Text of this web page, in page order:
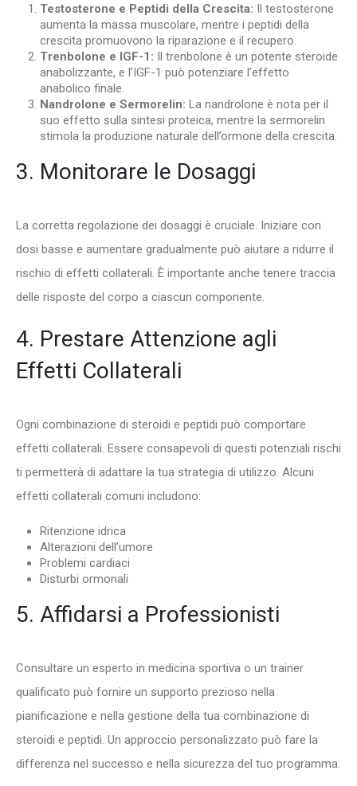
Testosterone e Peptidi della Crescita: Il testosterone
aumenta la massa muscolare, mentre i peptidi della
crescita promuovono la riparazione e il recupero.
Trenbolone e IGF-1: Il trenbolone è un potente steroide
anabolizzante, e l’IGF-1 può potenziare l’effetto
anabolico finale.
Nandrolone e Sermorelin: La nandrolone è nota per il
suo effetto sulla sintesi proteica, mentre la sermorelin
stimola la produzione naturale dell’ormone della crescita.
3. Monitorare le Dosaggi
La corretta regolazione dei dosaggi è cruciale. Iniziare con
dosi basse e aumentare gradualmente può aiutare a ridurre il
rischio di effetti collaterali. È importante anche tenere traccia
delle risposte del corpo a ciascun componente.
4. Prestare Attenzione agli
Effetti Collaterali
Ogni combinazione di steroidi e peptidi può comportare
effetti collaterali. Essere consapevoli di questi potenziali rischi
ti permetterà di adattare la tua strategia di utilizzo. Alcuni
effetti collaterali comuni includono:
Ritenzione idrica
Alterazioni dell’umore
Problemi cardiaci
Disturbi ormonali
5. Affidarsi a Professionisti
Consultare un esperto in medicina sportiva o un trainer
qualificato può fornire un supporto prezioso nella
pianificazione e nella gestione della tua combinazione di
steroidi e peptidi. Un approccio personalizzato può fare la
differenza nel successo e nella sicurezza del tuo programma.